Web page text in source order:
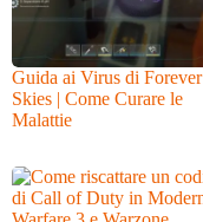
Guida ai Virus di Forever
Skies | Come Curare le
Malattie